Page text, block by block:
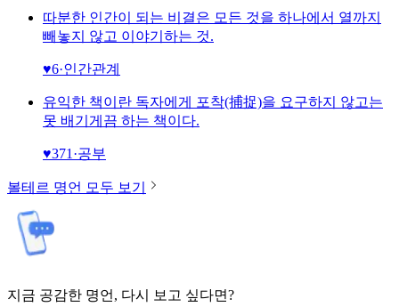
따분한 인간이 되는 비결은 모든 것을 하나에서 열까지
빼놓지 않고 이야기하는 것.
♥6·인간관계
유익한 책이란 독자에게 포착(捕捉)을 요구하지 않고는
못 배기게끔 하는 책이다.
♥371·공부
볼테르 명언 모두 보기
지금 공감한 명언, 다시 보고 싶다면?